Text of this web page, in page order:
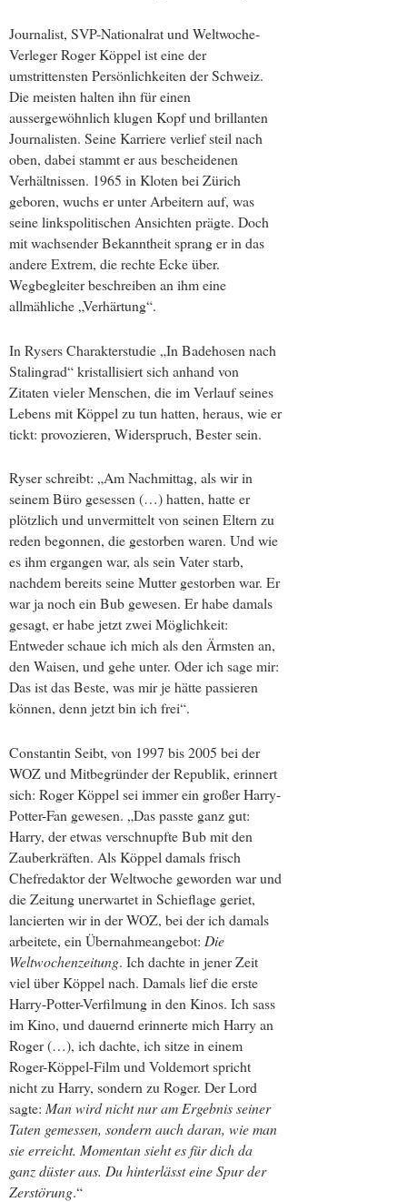
Journalist, SVP-Nationalrat und Weltwoche-
Verleger Roger Köppel ist eine der
umstrittensten Persönlichkeiten der Schweiz.
Die meisten halten ihn für einen
aussergewöhnlich klugen Kopf und brillanten
Journalisten. Seine Karriere verlief steil nach
oben, dabei stammt er aus bescheidenen
Verhältnissen. 1965 in Kloten bei Zürich
geboren, wuchs er unter Arbeitern auf, was
seine linkspolitischen Ansichten prägte. Doch
mit wachsender Bekanntheit sprang er in das
andere Extrem, die rechte Ecke über.
Wegbegleiter beschreiben an ihm eine
allmähliche „Verhärtung“.
In Rysers Charakterstudie „In Badehosen nach
Stalingrad“ kristallisiert sich anhand von
Zitaten vieler Menschen, die im Verlauf seines
Lebens mit Köppel zu tun hatten, heraus, wie er
tickt: provozieren, Widerspruch, Bester sein.
Ryser schreibt: „Am Nachmittag, als wir in
seinem Büro gesessen (…) hatten, hatte er
plötzlich und unvermittelt von seinen Eltern zu
reden begonnen, die gestorben waren. Und wie
es ihm ergangen war, als sein Vater starb,
nachdem bereits seine Mutter gestorben war. Er
war ja noch ein Bub gewesen. Er habe damals
gesagt, er habe jetzt zwei Möglichkeit:
Entweder schaue ich mich als den Ärmsten an,
den Waisen, und gehe unter. Oder ich sage mir:
Das ist das Beste, was mir je hätte passieren
können, denn jetzt bin ich frei“.
Constantin Seibt, von 1997 bis 2005 bei der
WOZ und Mitbegründer der Republik, erinnert
sich: Roger Köppel sei immer ein großer Harry-
Potter-Fan gewesen. „Das passte ganz gut:
Harry, der etwas verschnupfte Bub mit den
Zauberkräften. Als Köppel damals frisch
Chefredaktor der Weltwoche geworden war und
die Zeitung unerwartet in Schieflage geriet,
lancierten wir in der WOZ, bei der ich damals
arbeitete, ein Übernahmeangebot: Die
Weltwochenzeitung. Ich dachte in jener Zeit
viel über Köppel nach. Damals lief die erste
Harry-Potter-Verfilmung in den Kinos. Ich sass
im Kino, und dauernd erinnerte mich Harry an
Roger (…), ich dachte, ich sitze in einem
Roger-Köppel-Film und Voldemort spricht
nicht zu Harry, sondern zu Roger. Der Lord
sagte: Man wird nicht nur am Ergebnis seiner
Taten gemessen, sondern auch daran, wie man
sie erreicht. Momentan sieht es für dich da
ganz düster aus. Du hinterlässt eine Spur der
Zerstörung.“